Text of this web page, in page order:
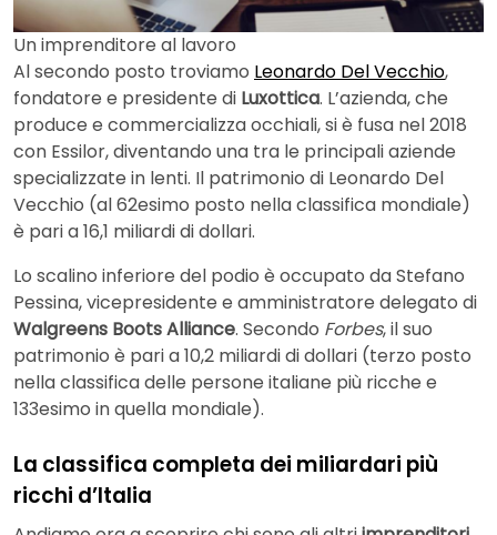
Un imprenditore al lavoro
Al secondo posto troviamo Leonardo Del Vecchio,
fondatore e presidente di Luxottica. L’azienda, che
produce e commercializza occhiali, si è fusa nel 2018
con Essilor, diventando una tra le principali aziende
specializzate in lenti. Il patrimonio di Leonardo Del
Vecchio (al 62esimo posto nella classifica mondiale)
è pari a 16,1 miliardi di dollari.
Lo scalino inferiore del podio è occupato da Stefano
Pessina, vicepresidente e amministratore delegato di
Walgreens Boots Alliance. Secondo Forbes, il suo
patrimonio è pari a 10,2 miliardi di dollari (terzo posto
nella classifica delle persone italiane più ricche e
133esimo in quella mondiale).
La classifica completa dei miliardari più
ricchi d’Italia